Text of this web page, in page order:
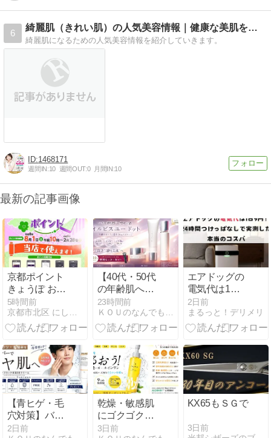
6
綺麗肌（きれい肌）の人気美容情報｜健康な美肌を目指す！
綺麗肌になるための人気美容情報を紹介していきます。
1468171
週間IN:10 週間OUT:0 月間IN:10
最新の記事画像
京都ポイント
きょうぽ お使
いいただけま
す
5時間前
【40代・50代
の年齢肌へ】
オルビス最高
峰エイジング
ケア「オルビ
ト」の評判・
効果を徹底比
較分析！
23時間前
エアドッグの
電気代は1日9
円！24時間つ
けっぱなしで
実測した本当
2日前
まるっと！デリメリ
【青ヒゲ・毛
穴対策】バレ
ずに清潔感ア
2日前
乾燥・敏感肌
にゴクゴクう
るおう！
3日前
KX65もＳＧで
3日前